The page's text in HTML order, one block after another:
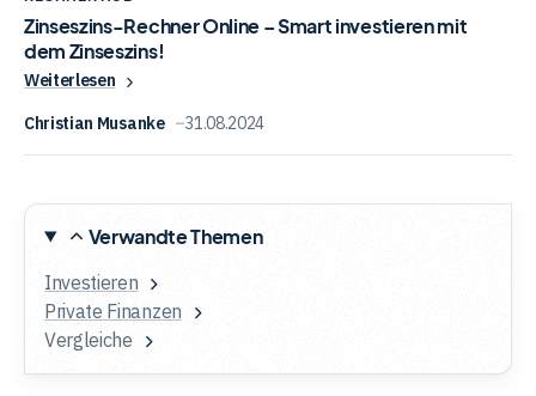
Zinseszins-Rechner Online – Smart investieren mit
dem Zinseszins!
Weiterlesen
Christian Musanke
31.08.2024
Verwandte Themen
Investieren
Private Finanzen
Vergleiche